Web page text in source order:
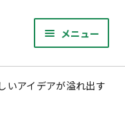
メニュー
サ
ブ
いアイデアが溢れ出す